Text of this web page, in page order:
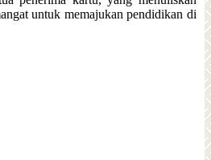
untuk memajukan pendidikan di